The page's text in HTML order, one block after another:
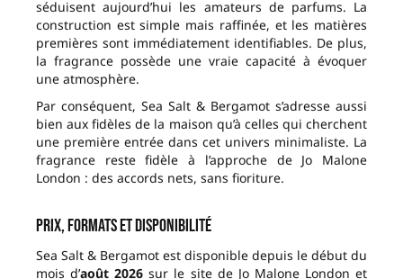
séduisent aujourd’hui les amateurs de parfums. La
construction est simple mais raffinée, et les matières
premières sont immédiatement identifiables. De plus,
la fragrance possède une vraie capacité à évoquer
une atmosphère.
Par conséquent, Sea Salt & Bergamot s’adresse aussi
bien aux fidèles de la maison qu’à celles qui cherchent
une première entrée dans cet univers minimaliste. La
fragrance reste fidèle à l’approche de Jo Malone
London : des accords nets, sans fioriture.
Prix, formats et disponibilité
Sea Salt & Bergamot est disponible depuis le début du
mois d’août 2026 sur le site de Jo Malone London et